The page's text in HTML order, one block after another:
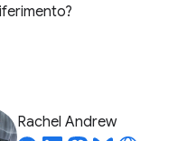
Rachel Andrew